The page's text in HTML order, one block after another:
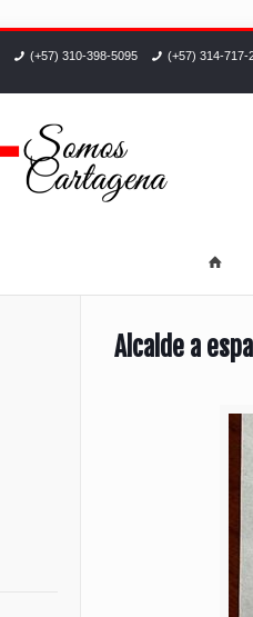
(+57) 310-398-5095 (+57) 314-717-
Alcalde a